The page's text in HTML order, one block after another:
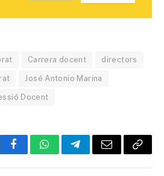
Carrera docent directors
José Antonio Marina
Docent
FacebookWhatsAppTelegramEmail Copy